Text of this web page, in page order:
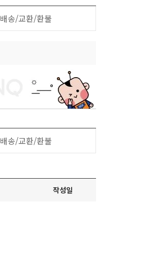
배송/교환/환불
배송/교환/환불
작성일